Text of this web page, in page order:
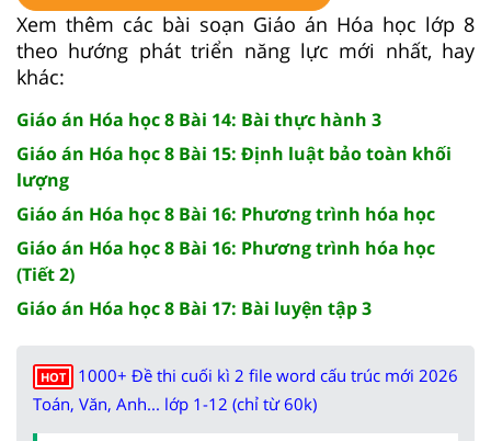
Xem thêm các bài soạn Giáo án Hóa học lớp 8
theo hướng phát triển năng lực mới nhất, hay
khác:
Giáo án Hóa học 8 Bài 14: Bài thực hành 3
Giáo án Hóa học 8 Bài 15: Định luật bảo toàn khối
lượng
Giáo án Hóa học 8 Bài 16: Phương trình hóa học
Giáo án Hóa học 8 Bài 16: Phương trình hóa học
(Tiết 2)
Giáo án Hóa học 8 Bài 17: Bài luyện tập 3
HOT
1000+ Đề thi cuối kì 2 file word cấu trúc mới 2026
Toán, Văn, Anh... lớp 1-12 (chỉ từ 60k)